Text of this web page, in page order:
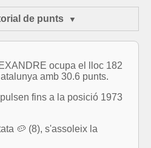
de punts
ocupa el lloc 182
amb 30.6 punts.
fins a la posició 1973
🥔 (8), s'assoleix la